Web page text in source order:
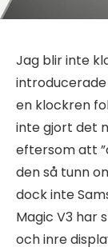
Jag blir inte
introducerade
en klockren
inte gjort det
eftersom att
den så tunn
dock inte
Magic V3 har
och inre